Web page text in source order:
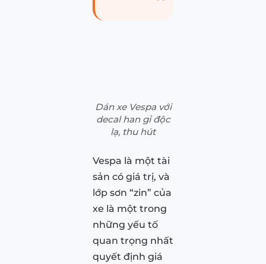
Dán xe Vespa với
decal han gỉ độc
lạ, thu hút
Vespa là một tài
sản có giá trị, và
lớp sơn “zin” của
xe là một trong
những yếu tố
quan trọng nhất
quyết định giá